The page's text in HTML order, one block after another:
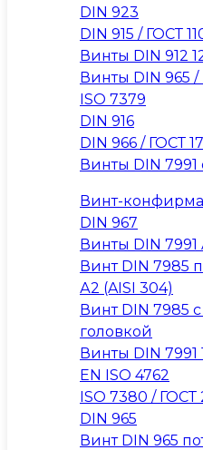
DIN 923
DIN 915 / ГОСТ
Винты DIN 912
Винты DIN 965 /
ISO 7379
DIN 916
DIN 966 / ГОСТ
Винты DIN
Винт-
DIN 967
Винты DIN
Винт DIN 7985
А2 (AISI 304)
Винт DIN 7985
головкой
Винты DIN
EN ISO 4762
ISO 7380 / ГОСТ
DIN 965
Винт DIN 965